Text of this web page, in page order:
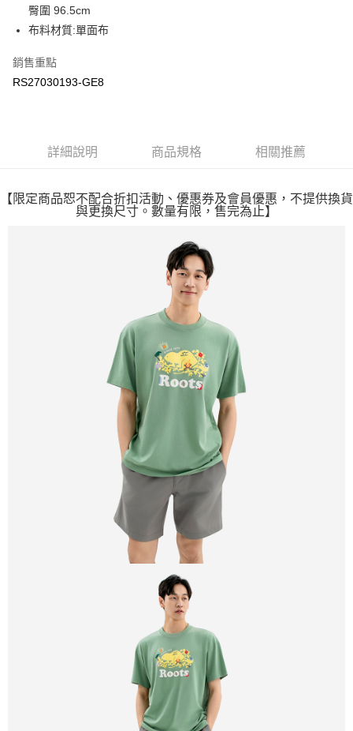
台灣樂天信用卡公司
限時運費優惠-離島
臀圍 96.5cm
布料材質:單面布
銷售重點
RS27030193-GE8
詳細說明 商品規格 相關推薦
【限定商品恕不配合折扣活動、優惠券及會員優惠，不提供換貨
與更換尺寸。數量有限，售完為止】